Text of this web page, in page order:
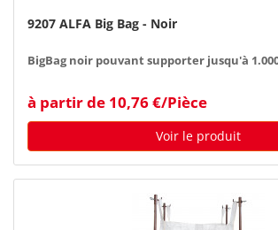
9207 ALFA Big Bag - Noir
BigBag noir pouvant supporter jusqu'à
à partir de 10,76 €/Pièce
Voir le produit